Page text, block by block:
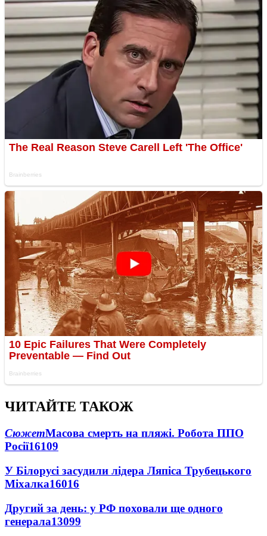
ЧИТАЙТЕ ТАКОЖ
СюжетМасова смерть на пляжі. Робота ППО
Росії16109
У Білорусі засудили лідера Ляпіса Трубецького
Міхалка16016
Другий за день: у РФ поховали ще одного
генерала13099